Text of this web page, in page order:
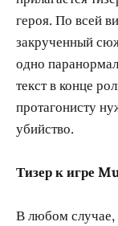
героя. По всей
закрученный
одно
текст в конце
протагонисту
убийство.
Тизер к игре
В любом случае,